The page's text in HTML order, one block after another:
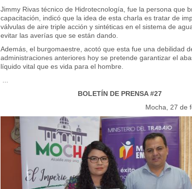
Jimmy Rivas técnico de Hidrotecnología, fue la persona que
capacitación, indicó que la idea de esta charla es tratar de
válvulas de aire triple acción y sintéticas en el sistema de
evitar las averías que se están dando.
Además, el burgomaestre, acotó que esta fue una debilidad
administraciones anteriores hoy se pretende garantizar el
líquido vital que es vida para el hombre.
BOLETÍN DE PRENSA #27
Mocha, 27 de